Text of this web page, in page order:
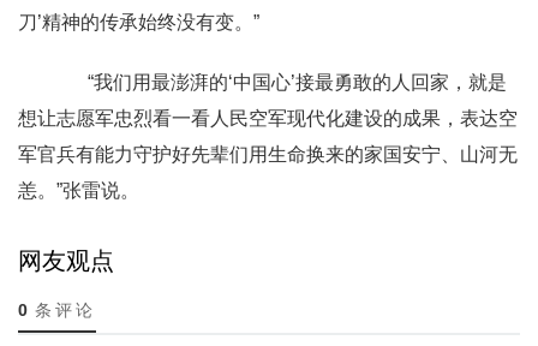
刀’精神的传承始终没有变。”
“我们用最澎湃的‘中国心’接最勇敢的人回家，就是
想让志愿军忠烈看一看人民空军现代化建设的成果，表达空
军官兵有能力守护好先辈们用生命换来的家国安宁、山河无
恙。”张雷说。
网友观点
0 条评论